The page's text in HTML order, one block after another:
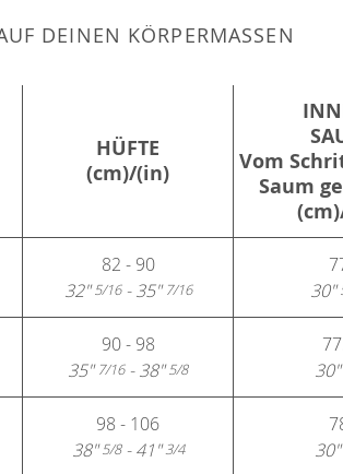
DEINEN KÖRPERMASSEN
HÜFTE
(cm)/(in)
Vom
Saum
82 - 90
32"5/16- 35"7/16
30"
90 - 98
35"7/16- 38"5/8
30"
98 - 106
38"5/8- 41"3/4
30"